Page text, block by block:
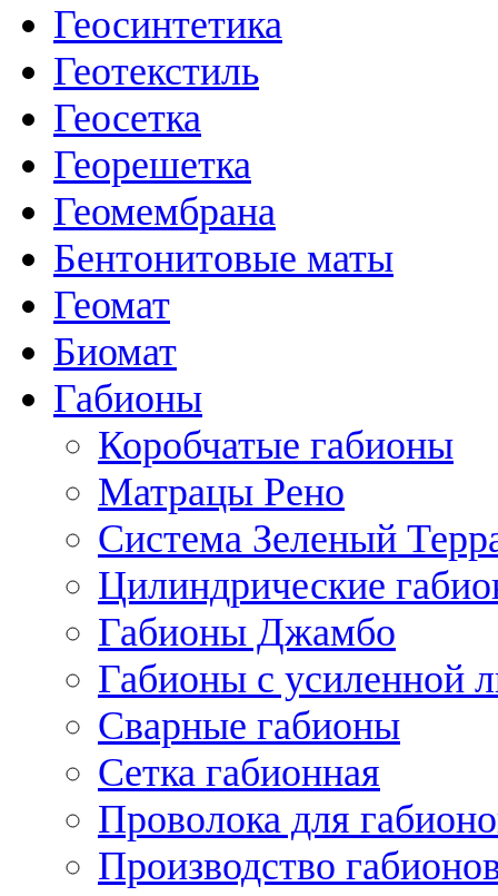
Геосинтетика
Геотекстиль
Геосетка
Георешетка
Геомембрана
Бентонитовые маты
Геомат
Биомат
Габионы
Коробчатые габионы
Матрацы Рено
Система Зеленый
Цилиндрические
Габионы Джамбо
Габионы с усиленной
Сварные габионы
Сетка габионная
Проволока для
Производство